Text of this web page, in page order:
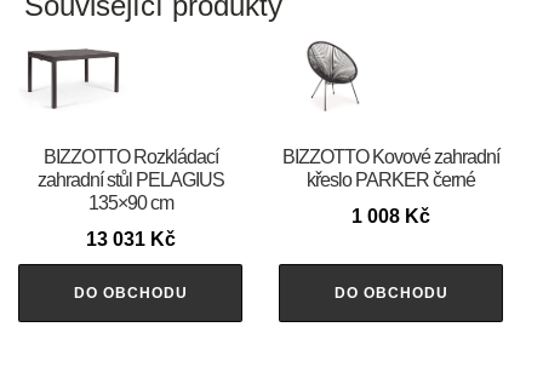
BIZZOTTO Rozkládací
zahradní stůl PELAGIUS
135×90 cm
13 031 Kč
DO OBCHODU
BIZZOTTO Kovové zahradní
křeslo PARKER černé
1 008 Kč
DO OBCHODU